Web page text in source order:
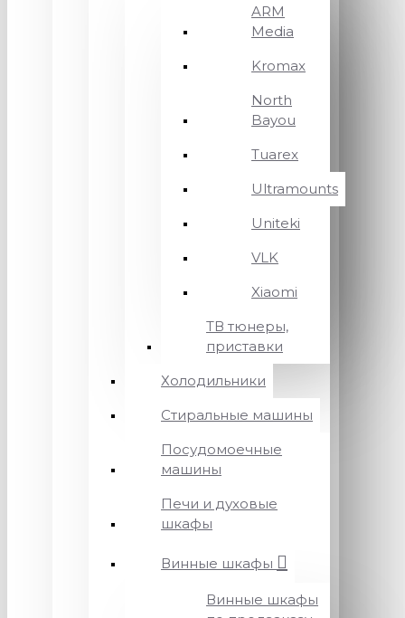
ARM
Media
Kromax
North
Bayou
Tuarex
Ultramounts
Uniteki
VLK
Xiaomi
ТВ тюнеры,
приставки
Холодильники
Стиральные машины
Посудомоечные
машины
Печи и духовые
шкафы
Винные шкафы
Винные шкафы